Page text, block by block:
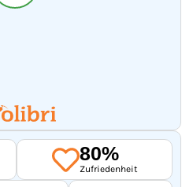
80%
Zufriedenheit